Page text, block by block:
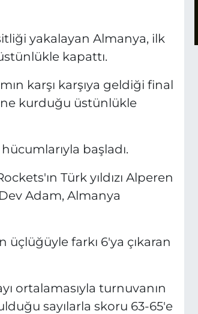
yakalayan Almanya, ilk
kapattı.
karşı karşıya geldiği final
kurduğu üstünlükle
başladı.
Türk yıldızı Alperen
Adam, Almanya
üçlüğüyle farkı 6'ya çıkaran
ortalamasıyla turnuvanın
sayılarla skoru 63-65'e